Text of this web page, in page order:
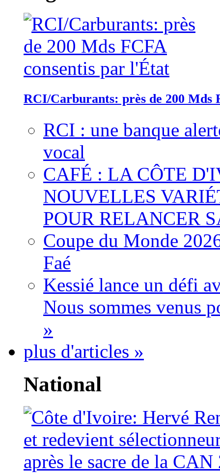
RCI/Carburants: près de 200 Mds
RCI : une banque
vocal
CAFÉ : LA CÔTE
NOUVELLES
POUR RELANCER
Coupe du Monde
Faé
Kessié lance un défi
Nous sommes venus
»
plus d'articles »
National